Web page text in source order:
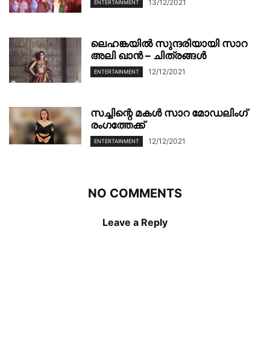
ENTERTAINMENT 13/12/2021
ലെഹങ്കയിൽ സുന്ദരിയായി സാറ
അലി ഖാന്‍ – ചിത്രങ്ങൾ
ENTERTAINMENT 12/12/2021
സച്ചിന്റെ മകൾ സാറ മോഡലിംഗ്
രംഗത്തേക്ക്
ENTERTAINMENT 12/12/2021
NO COMMENTS
Leave a Reply